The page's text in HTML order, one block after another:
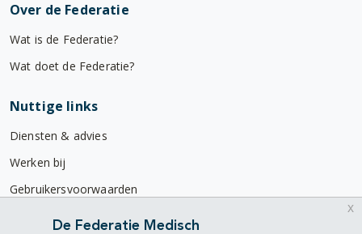
Over de Federatie
Wat is de Federatie?
Wat doet de Federatie?
Nuttige links
Diensten & advies
Werken bij
Gebruikersvoorwaarden
Privacyverklaring
De Federatie Medisch
x